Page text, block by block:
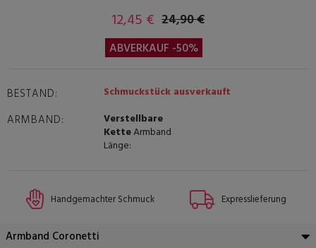
12,45 € 24,90 €
ABVERKAUF -50%
BESTAND: Schmuckstück ausverkauft
ARMBAND:
Verstellbare
KetteArmband
Länge:
Handgemachter Schmuck Expresslieferung
Armband Coronetti